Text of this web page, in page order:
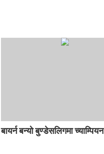
बायर्न बन्यो बुण्डेसलिगमा च्याम्पियन